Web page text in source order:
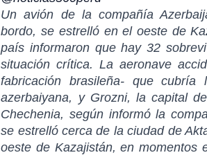
Un avión de la compañía
bordo, se estrelló en el oeste de
país informaron que hay 32
situación crítica. La aeronave
fabricación brasileña- que
azerbaiyana, y Grozni, la capital
Chechenia, según informó la
se estrelló cerca de la ciudad de
oeste de Kazajistán, en momentos